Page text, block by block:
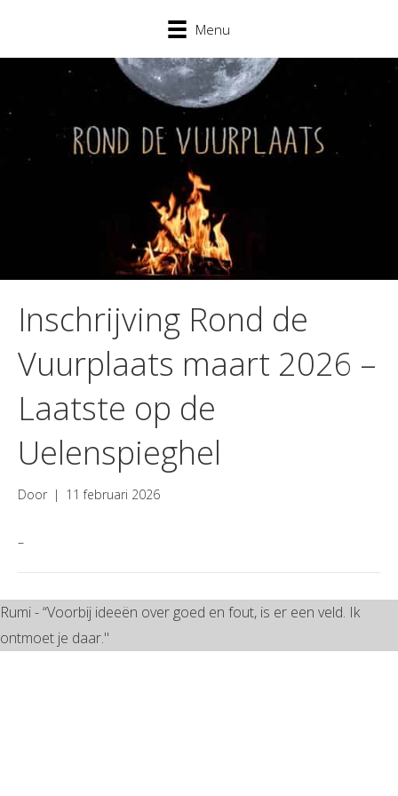
Menu
Inschrijving Rond de
Vuurplaats maart 2026 –
Laatste op de
Uelenspieghel
Door | 11 februari 2026
–
Rumi - “Voorbij ideeën over goed en fout, is er een veld. Ik
ontmoet je daar."